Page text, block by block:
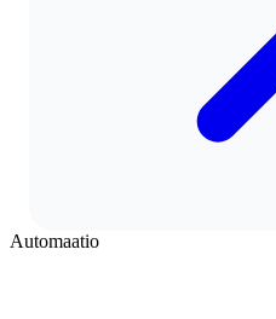
Automaatio